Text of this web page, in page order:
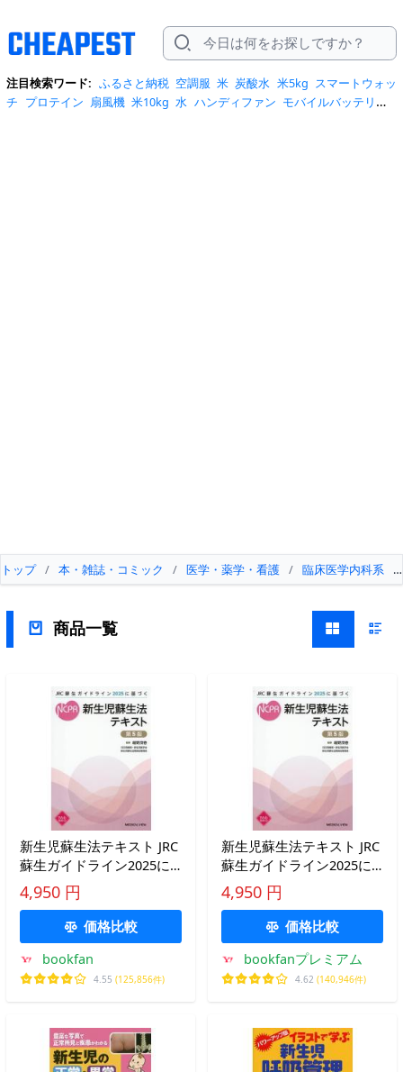
注目検索ワード: ふるさと納税 空調服 米 炭酸水 米5kg スマートウォッ
チ プロテイン 扇風機 米10kg 水 ハンディファン モバイルバッテリー
トップ / 本・雑誌・コミック / 医学・薬学・看護 / 臨床医学内科系 /
商品一覧
新生児蘇生法テキスト JRC
蘇生ガイドライン2025に
基づく/細野茂春
4,950 円
価格比較
bookfan
4.55 (125,856件)
新生児蘇生法テキスト JRC
蘇生ガイドライン2025に
基づく/細野茂春
4,950 円
価格比較
bookfanプレミアム
4.62 (140,946件)